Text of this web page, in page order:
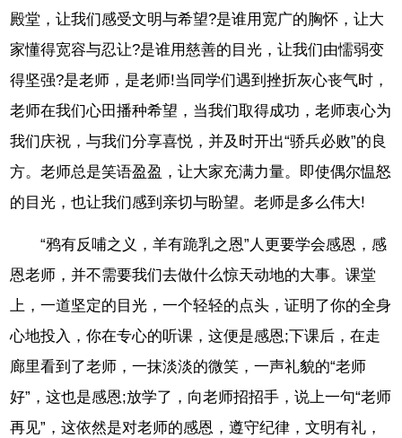
殿堂，让我们感受文明与希望?是谁用宽广的胸怀，让大
家懂得宽容与忍让?是谁用慈善的目光，让我们由懦弱变
得坚强?是老师，是老师!当同学们遇到挫折灰心丧气时，
老师在我们心田播种希望，当我们取得成功，老师衷心为
我们庆祝，与我们分享喜悦，并及时开出“骄兵必败”的良
方。老师总是笑语盈盈，让大家充满力量。即使偶尔愠怒
的目光，也让我们感到亲切与盼望。老师是多么伟大!
“鸦有反哺之义，羊有跪乳之恩”人更要学会感恩，感
恩老师，并不需要我们去做什么惊天动地的大事。课堂
上，一道坚定的目光，一个轻轻的点头，证明了你的全身
心地投入，你在专心的听课，这便是感恩;下课后，在走
廊里看到了老师，一抹淡淡的微笑，一声礼貌的“老师
好”，这也是感恩;放学了，向老师招招手，说上一句“老师
再见”，这依然是对老师的感恩，遵守纪律，文明有礼，